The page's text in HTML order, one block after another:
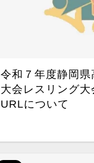
令和７年度静岡
大会レスリング
URLについて